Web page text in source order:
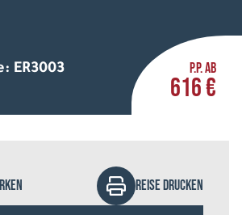
ER3003 P.P. AB
616 €
REISE DRUCKEN